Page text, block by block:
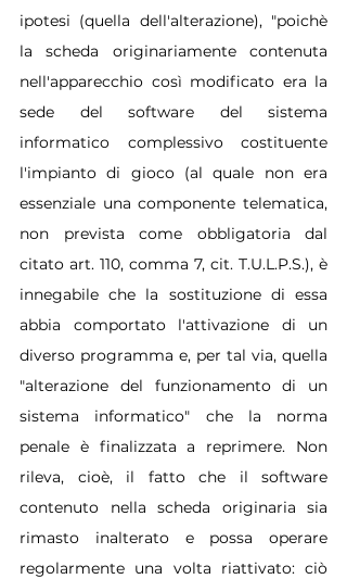
ipotesi (quella dell'alterazione), "poichè
la scheda originariamente contenuta
nell'apparecchio così modificato era la
sede del software del sistema
informatico complessivo costituente
l'impianto di gioco (al quale non era
essenziale una componente telematica,
non prevista come obbligatoria dal
citato art. 110, comma 7, cit. T.U.L.P.S.), è
innegabile che la sostituzione di essa
abbia comportato l'attivazione di un
diverso programma e, per tal via, quella
"alterazione del funzionamento di un
sistema informatico" che la norma
penale è finalizzata a reprimere. Non
rileva, cioè, il fatto che il software
contenuto nella scheda originaria sia
rimasto inalterato e possa operare
regolarmente una volta riattivato: ciò